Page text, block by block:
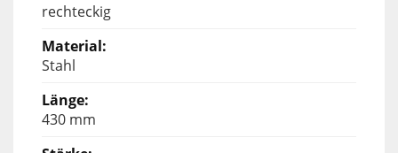
rechteckig
Stahl
430 mm